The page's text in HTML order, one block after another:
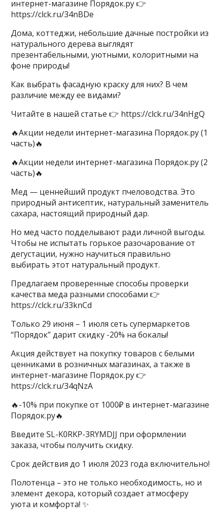
интернет-магазине Порядок.ру 👉
https://clck.ru/34nBDe
​​Дома, коттеджи, небольшие дачные постройки из
натурального дерева выглядят
презентабельными, уютными, колоритными на
фоне природы!
Как выбрать фасадную краску для них? В чем
различие между ее видами?
Читайте в нашей статье 👉 https://clck.ru/34nHgQ
​​🔥Акции недели интернет-магазина Порядок.ру (1
часть)🔥
​​🔥Акции недели интернет-магазина Порядок.ру (2
часть)🔥
​​Мед — ценнейший продукт пчеловодства. Это
природный антисептик, натуральный заменитель
сахара, настоящий природный дар.
Но мед часто подделывают ради личной выгоды.
Чтобы не испытать горькое разочарование от
дегустации, нужно научиться правильно
выбирать этот натуральный продукт.
Предлагаем проверенные способы проверки
качества меда разными способами 👉
https://clck.ru/33knCd
Только 29 июня – 1 июля сеть супермаркетов
“Порядок” дарит скидку -20% на бокалы!
Акция действует на покупку товаров с белыми
ценниками в розничных магазинах, а также в
интернет-магазине Порядок.ру 👉
https://clck.ru/34qNzA
​​🔥-10% при покупке от 1000₽ в интернет-магазине
Порядок.ру🔥
Введите SL-K0RKP-3RYMDJJ при оформлении
заказа, чтобы получить скидку.
Срок действия до 1 июля 2023 года включительно!
​​Полотенца – это не только необходимость, но и
элемент декора, который создает атмосферу
уюта и комфорта! ✨